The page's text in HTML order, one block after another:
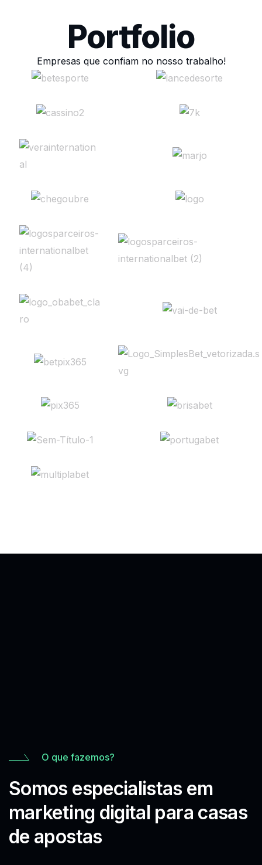
Portfolio
Empresas que confiam no nosso trabalho!
O que fazemos?
Somos especialistas em
marketing digital para casas
de apostas